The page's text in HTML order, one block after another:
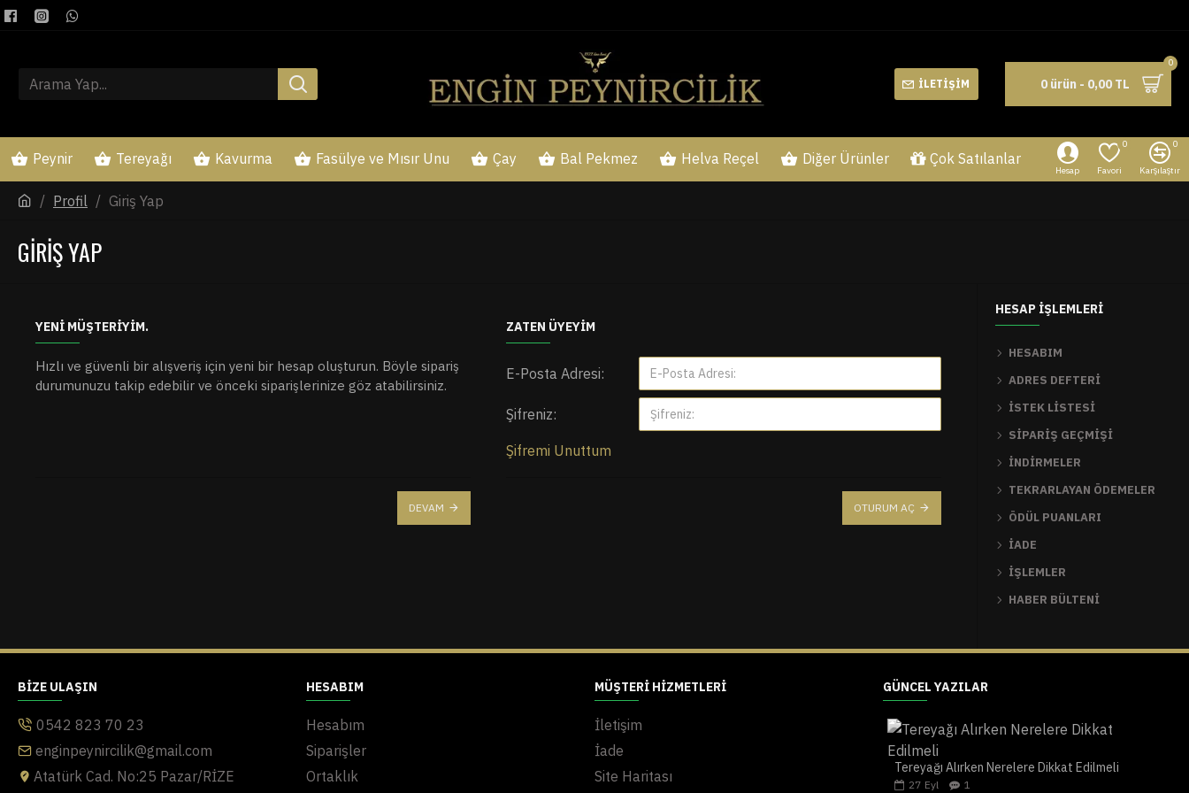
İLETIŞIM 0 ürün - 0,00 TL
0
Peynir Tereyağı Kavurma Fasülye ve Mısır Unu Çay Bal Pekmez Helva Reçel Diğer Ürünler Çok Satılanlar
Hesap Favori
0
Karşılaştır
0
Profil Giriş Yap
GIRIŞ YAP
YENI MÜŞTERIYIM.
Hızlı ve güvenli bir alışveriş için yeni bir hesap oluşturun. Böyle sipariş
durumunuzu takip edebilir ve önceki siparişlerinize göz atabilirsiniz.
DEVAM
ZATEN ÜYEYIM
E-Posta Adresi:
Şifreniz:
Şifremi Unuttum
OTURUM AÇ
HESAP İŞLEMLERI
HESABIM
ADRES DEFTERI
İSTEK LISTESI
SIPARIŞ GEÇMIŞI
İNDIRMELER
TEKRARLAYAN ÖDEMELER
ÖDÜL PUANLARI
İADE
İŞLEMLER
HABER BÜLTENI
BIZE ULAŞIN
0542 823 70 23
enginpeynircilik@gmail.com
Atatürk Cad. No:25 Pazar/RİZE
HESABIM
Hesabım
Siparişler
Ortaklık
MÜŞTERI HIZMETLERI
İletişim
İade
Site Haritası
GÜNCEL YAZILAR
Tereyağı Alırken Nerelere Dikkat Edilmeli
27 Eyl 1